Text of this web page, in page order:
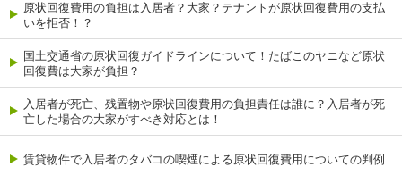
原状回復費用の負担は入居者？大家？テナントが原状回復費用の支払
いを拒否！？
国土交通省の原状回復ガイドラインについて！たばこのヤニなど原状
回復費は大家が負担？
入居者が死亡、残置物や原状回復費用の負担責任は誰に？入居者が死
亡した場合の大家がすべき対応とは！
賃貸物件で入居者のタバコの喫煙による原状回復費用についての判例